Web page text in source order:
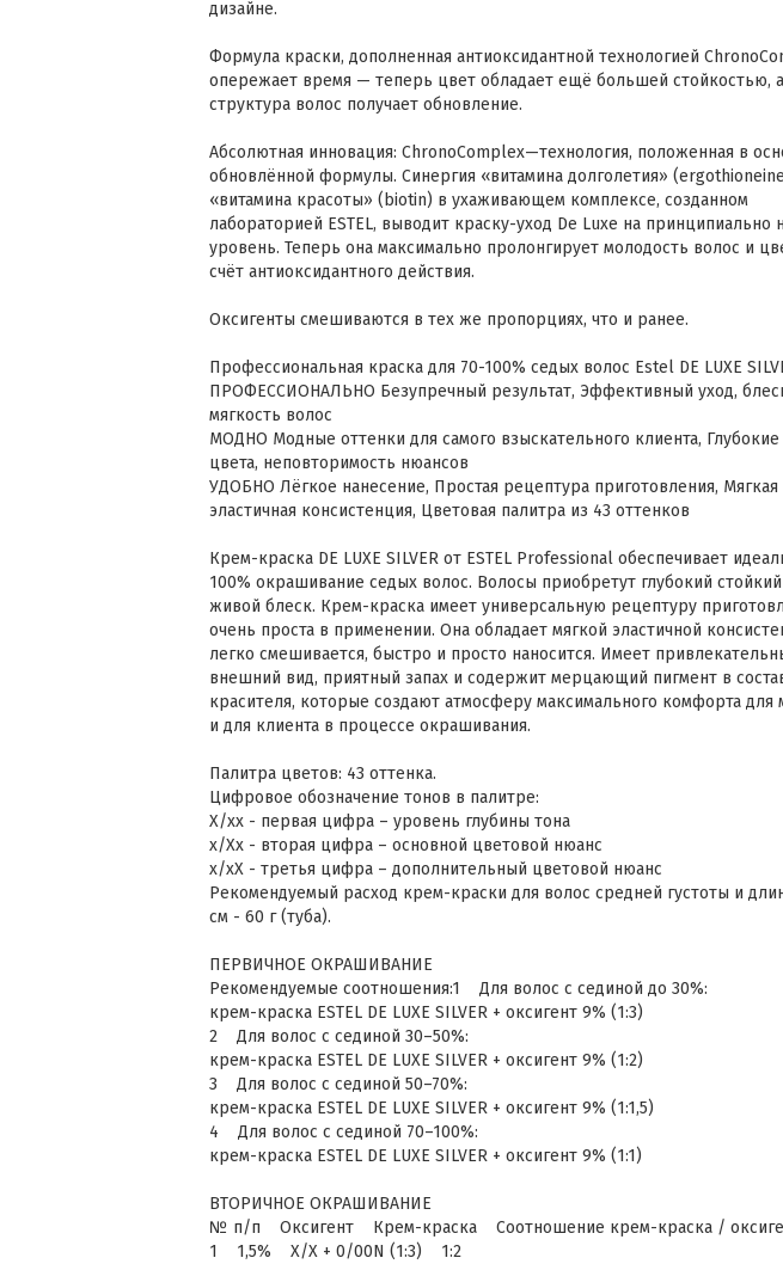
дизайне.
Формула краски, дополненная антиоксидантной технологией
опережает время — теперь цвет обладает ещё большей стойкостью, а
структура волос получает обновление.
Абсолютная инновация: ChronoComplex—технология, положенная в
обновлённой формулы. Синергия «витамина долголетия»
«витамина красоты» (biotin) в ухаживающем комплексе, созданном
лабораторией ESTEL, выводит краску-уход De Luxe на принципиально
уровень. Теперь она максимально пролонгирует молодость волос и
счёт антиоксидантного действия.
Оксигенты смешиваются в тех же пропорциях, что и ранее.
Профессиональная краска для 70-100% седых волос Estel DE LUXE
ПРОФЕССИОНАЛЬНО Безупречный результат, Эффективный уход,
мягкость волос
МОДНО Модные оттенки для самого взыскательного клиента, Глубокие
цвета, неповторимость нюансов
УДОБНО Лёгкое нанесение, Простая рецептура приготовления, Мягкая
эластичная консистенция, Цветовая палитра из 43 оттенков
Крем-краска DE LUXE SILVER от ESTEL Professional обеспечивает
100% окрашивание седых волос. Волосы приобретут глубокий
живой блеск. Крем-краска имеет универсальную рецептуру
очень проста в применении. Она обладает мягкой эластичной
легко смешивается, быстро и просто наносится. Имеет
внешний вид, приятный запах и содержит мерцающий пигмент в
красителя, которые создают атмосферу максимального комфорта для
и для клиента в процессе окрашивания.
Палитра цветов: 43 оттенка.
Цифровое обозначение тонов в палитре:
Х/хх - первая цифра – уровень глубины тона
х/Хx - вторая цифра – основной цветовой нюанс
х/хХ - третья цифра – дополнительный цветовой нюанс
Рекомендуемый расход крем-краски для волос средней густоты и
см - 60 г (туба).
ПЕРВИЧНОЕ ОКРАШИВАНИЕ
Рекомендуемые соотношения:1 Для волос с сединой до 30%:
крем-краска ESTEL DE LUXE SILVER + оксигент 9% (1:3)
2 Для волос с сединой 30–50%:
крем-краска ESTEL DE LUXE SILVER + оксигент 9% (1:2)
3 Для волос с сединой 50–70%:
крем-краска ESTEL DE LUXE SILVER + оксигент 9% (1:1,5)
4 Для волос с сединой 70–100%:
крем-краска ESTEL DE LUXE SILVER + оксигент 9% (1:1)
ВТОРИЧНОЕ ОКРАШИВАНИЕ
№ п/п Оксигент Крем-краска Соотношение крем-краска /
1 1,5% Х/Х + 0/00N (1:3) 1:2